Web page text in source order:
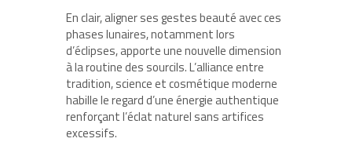
En clair, aligner ses gestes beauté avec ces
phases lunaires, notamment lors
d’éclipses, apporte une nouvelle dimension
à la routine des sourcils. L’alliance entre
tradition, science et cosmétique moderne
habille le regard d’une énergie authentique
renforçant l’éclat naturel sans artifices
excessifs.